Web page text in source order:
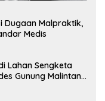
Dugaan Malpraktik,
Medis
Lahan Sengketa
Gunung Malintang